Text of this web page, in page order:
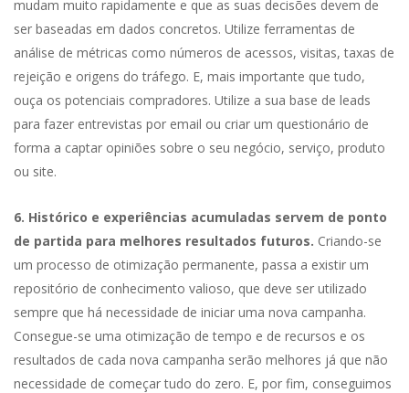
mudam muito rapidamente e que as suas decisões devem de
ser baseadas em dados concretos. Utilize ferramentas de
análise de métricas como números de acessos, visitas, taxas de
rejeição e origens do tráfego. E, mais importante que tudo,
ouça os potenciais compradores. Utilize a sua base de leads
para fazer entrevistas por email ou criar um questionário de
forma a captar opiniões sobre o seu negócio, serviço, produto
ou site.
6. Histórico e experiências acumuladas servem de ponto
de partida para melhores resultados futuros. Criando-se
um processo de otimização permanente, passa a existir um
repositório de conhecimento valioso, que deve ser utilizado
sempre que há necessidade de iniciar uma nova campanha.
Consegue-se uma otimização de tempo e de recursos e os
resultados de cada nova campanha serão melhores já que não
necessidade de começar tudo do zero. E, por fim, conseguimos